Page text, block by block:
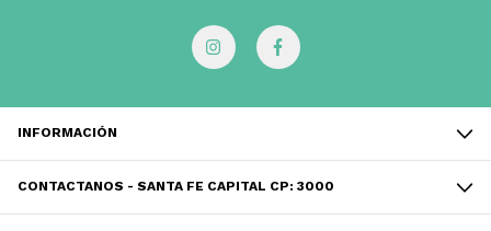
INFORMACIÓN
CONTACTANOS - SANTA FE CAPITAL CP: 3000